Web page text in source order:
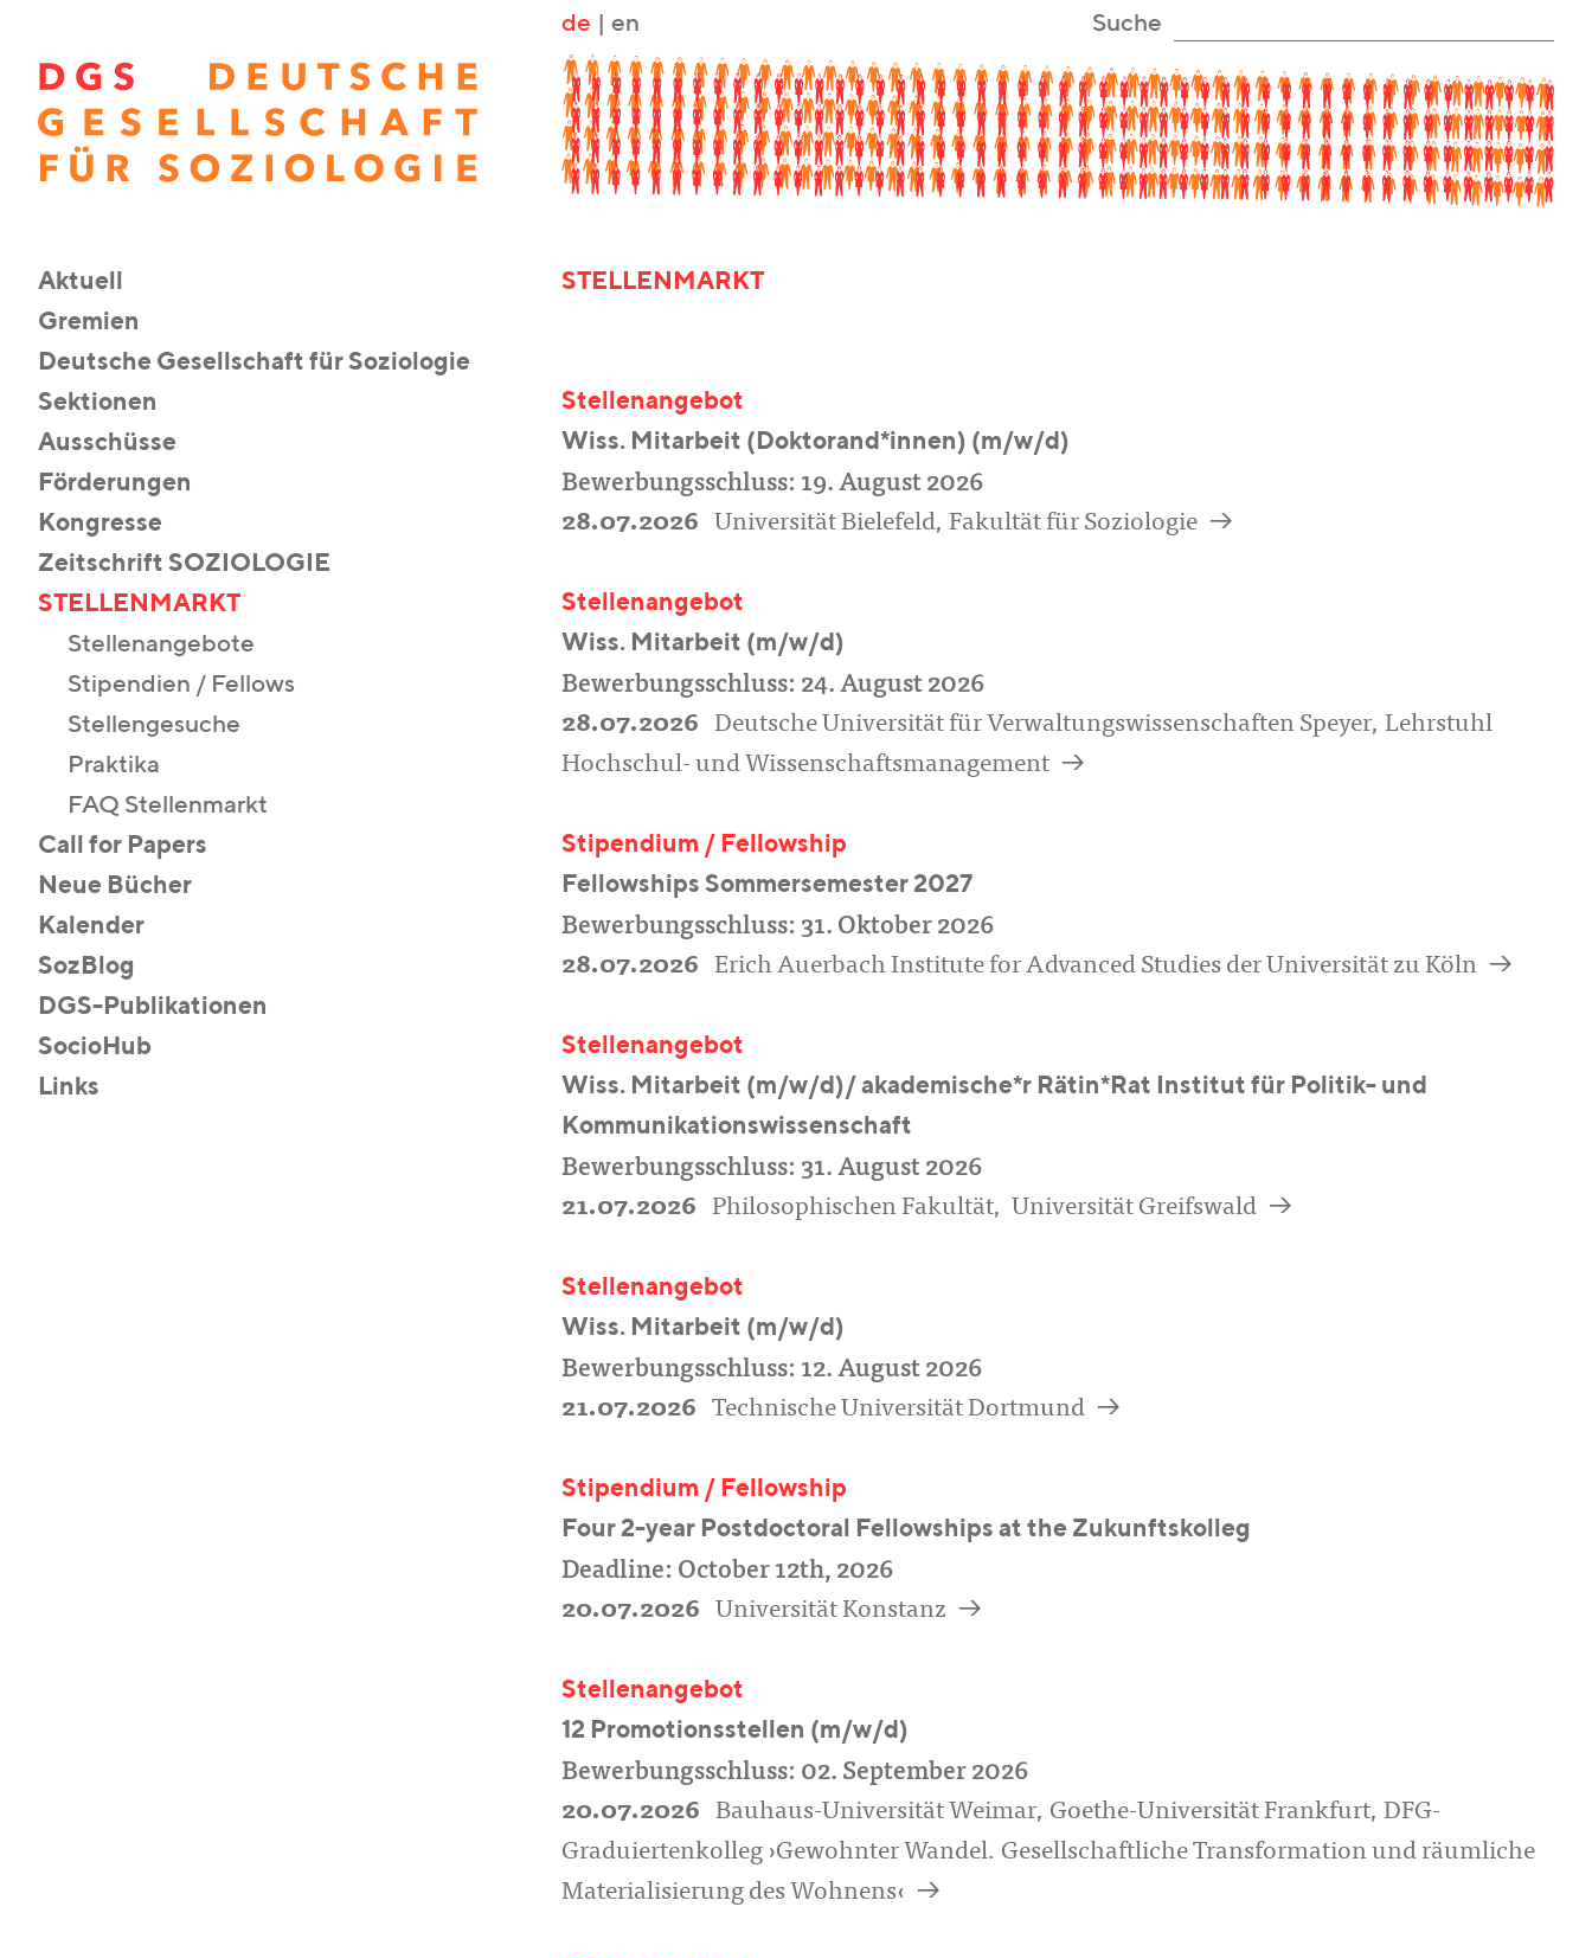
de en Suche
Aktuell
Gremien
Deutsche Gesellschaft für Soziologie
Sektionen
Ausschüsse
Förderungen
Kongresse
Zeitschrift SOZIOLOGIE
STELLENMARKT
Stellenangebote
Stipendien / Fellows
Stellengesuche
Praktika
FAQ Stellenmarkt
Call for Papers
Neue Bücher
Kalender
SozBlog
DGS-Publikationen
SocioHub
Links
STELLENMARKT
Stellenangebot
Wiss. Mitarbeit (Doktorand*innen) (m/w/d)
Bewerbungsschluss: 19. August 2026
28.07.2026 Universität Bielefeld, Fakultät für Soziologie a
Stellenangebot
Wiss. Mitarbeit (m/w/d)
Bewerbungsschluss: 24. August 2026
28.07.2026
Deutsche Universität für Verwaltungswissenschaften Speyer, Lehrstuhl
Hochschul- und Wissenschaftsmanagement a
Stipendium / Fellowship
Fellowships Sommersemester 2027
Bewerbungsschluss: 31. Oktober 2026
28.07.2026 Erich Auerbach Institute for Advanced Studies der Universität zu Köln a
Stellenangebot
Wiss. Mitarbeit (m/w/d)/ akademische*r Rätin*Rat Institut für Politik- und
Kommunikationswissenschaft
Bewerbungsschluss: 31. August 2026
21.07.2026 Philosophischen Fakultät, Universität Greifswald a
Stellenangebot
Wiss. Mitarbeit (m/w/d)
Bewerbungsschluss: 12. August 2026
21.07.2026 Technische Universität Dortmund a
Stipendium / Fellowship
Four 2-year Postdoctoral Fellowships at the Zukunftskolleg
Deadline: October 12th, 2026
20.07.2026 Universität Konstanz a
Stellenangebot
12 Promotionsstellen (m/w/d)
Bewerbungsschluss: 02. September 2026
20.07.2026
Bauhaus-Universität Weimar, Goethe-Universität Frankfurt, DFG-
Graduiertenkolleg ›Gewohnter Wandel. Gesellschaftliche Transformation und räumliche
Materialisierung des Wohnens‹ a